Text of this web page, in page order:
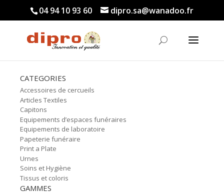
04 94 10 93 60 dipro.sa@wanadoo.fr
CATEGORIES
Accessoires de cercueils
Articles Textiles
Capitons
Equipements d’espaces funéraires
Equipements de laboratoire
Papeterie funéraire
Print a Plate
Urnes
Soins et Hygiène
Tissus et coloris
GAMMES